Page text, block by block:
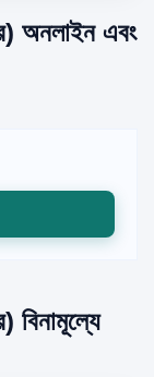
অনলাইন এবং
বিনামূল্যে